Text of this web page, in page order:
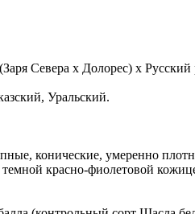
Севера х Долорес) х
Уральский.
конические, умеренно
красно-фиолетовой